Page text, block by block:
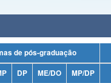
Total de Programas de pós-graduação
DP ME/DO MP/DP